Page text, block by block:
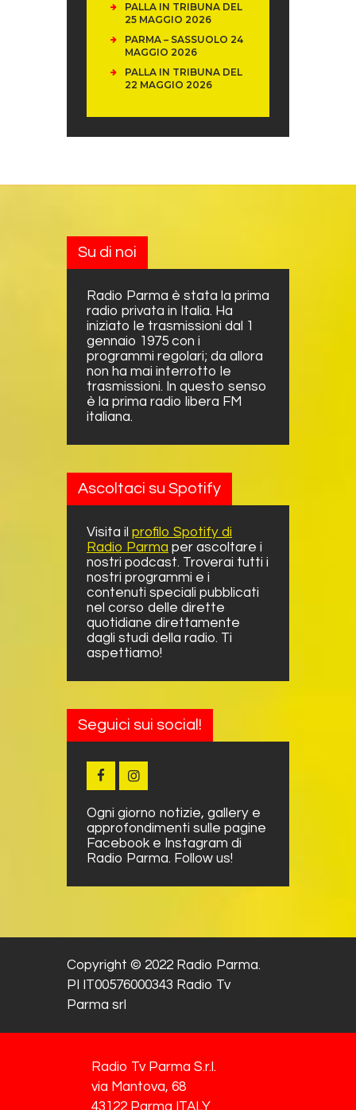
PALLA IN TRIBUNA DEL
25 MAGGIO 2026
PARMA – SASSUOLO 24
MAGGIO 2026
PALLA IN TRIBUNA DEL
22 MAGGIO 2026
Su di noi
Radio Parma è stata la prima
radio privata in Italia. Ha
iniziato le trasmissioni dal 1
gennaio 1975 con i
programmi regolari; da allora
non ha mai interrotto le
trasmissioni. In questo senso
è la prima radio libera FM
italiana.
Ascoltaci su Spotify
Visita il profilo Spotify di
Radio Parma per ascoltare i
nostri podcast. Troverai tutti i
nostri programmi e i
contenuti speciali pubblicati
nel corso delle dirette
quotidiane direttamente
dagli studi della radio. Ti
aspettiamo!
Seguici sui social!
Ogni giorno notizie, gallery e
approfondimenti sulle pagine
Facebook e Instagram di
Radio Parma. Follow us!
Copyright © 2022 Radio Parma.
PI IT00576000343 Radio Tv
Parma srl
Radio Tv Parma S.r.l.
via Mantova, 68
43122 Parma ITALY